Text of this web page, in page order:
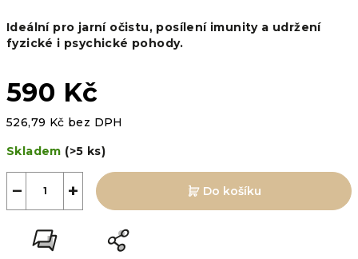
Ideální pro jarní očistu, posílení imunity a udržení
fyzické i psychické pohody.
590 Kč
526,79 Kč bez DPH
cena:
Skladem (>5 ks)
+
− Do košíku